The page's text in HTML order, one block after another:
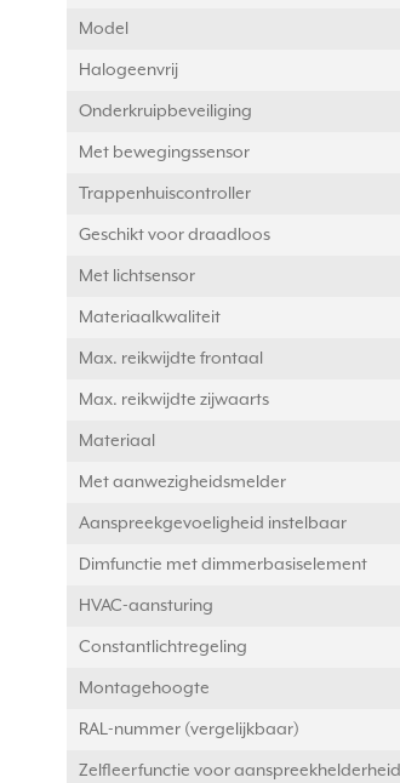
Model
Halogeenvrij
Onderkruipbeveiliging
Met bewegingssensor
Trappenhuiscontroller
Geschikt voor draadloos
Met lichtsensor
Materiaalkwaliteit
Max. reikwijdte frontaal
Max. reikwijdte zijwaarts
Materiaal
Met aanwezigheidsmelder
Aanspreekgevoeligheid instelbaar
Dimfunctie met dimmerbasiselement
HVAC-aansturing
Constantlichtregeling
Montagehoogte
RAL-nummer (vergelijkbaar)
Zelfleerfunctie voor aanspreekhelderheid